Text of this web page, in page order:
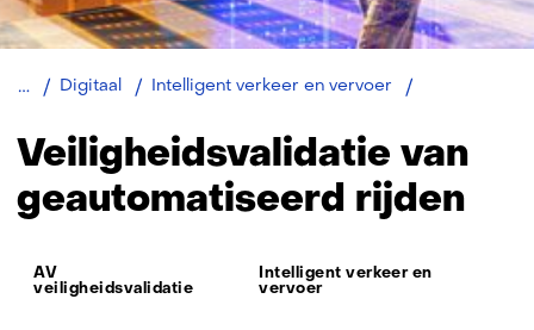
Digitaal Intelligent verkeer en vervoer
Veiligheidsvalidatie van
geautomatiseerd rijden
Thema:
AV
veiligheidsvalidatie
Intelligent verkeer en
vervoer